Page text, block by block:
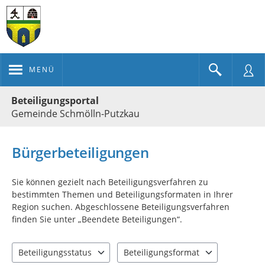
MENÜ
Beteiligungsportal
Gemeinde Schmölln-Putzkau
Bürgerbeteiligungen
Sie können gezielt nach Beteiligungsverfahren zu
bestimmten Themen und Beteiligungsformaten in Ihrer
Region suchen. Abgeschlossene Beteiligungsverfahren
finden Sie unter „Beendete Beteiligungen“.
Beteiligungsstatus
Beteiligungsformat